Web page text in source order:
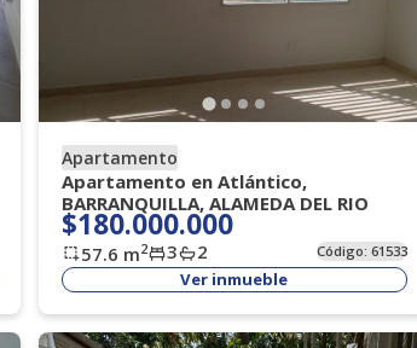
Apartamento
Apartamento en Atlántico,
BARRANQUILLA, ALAMEDA DEL RIO
$180.000.000
57.6 m2 3 2 Código: 61533
Ver inmueble